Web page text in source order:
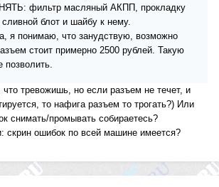
фильтр масляный АКПП, прокладку
блот и шайбу к нему.
понимаю, что занудствую, возможно
стоит примерно 2500 рублей. Такую
позволить.
тревожишь, но если разъем не течет, и
то нафига разъем то трогать?) Или
снимать/промывать собираетесь?
скрин ошибок по всей машине имеется?